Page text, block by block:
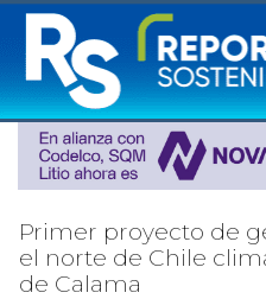
Primer proyecto de
el norte de Chile
de Calama